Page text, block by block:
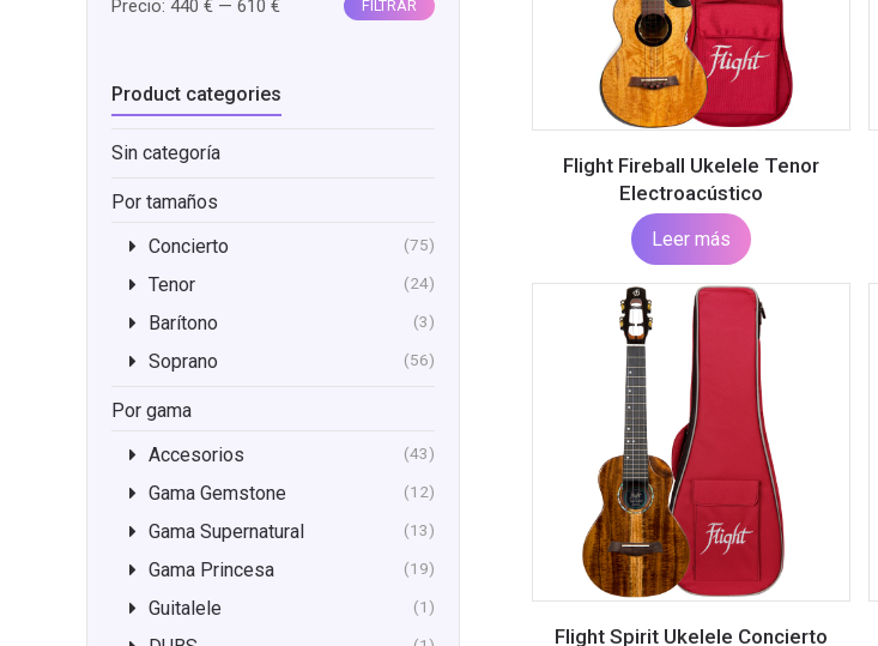
Flight Fireball Ukelele Tenor
Electroacústico
Leer más
Flight Spirit Ukelele Concierto
FILTRAR
Precio: 440 € — 610 €
Product categories
Sin categoría
Por tamaños
Concierto
(75)
Tenor (24)
Barítono (3)
Soprano (56)
Por gama
Accesorios
(43)
Gama Gemstone (12)
Gama Supernatural (13)
Gama Princesa (19)
Guitalele (1)